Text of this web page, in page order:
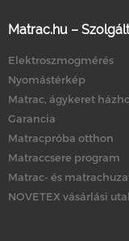
Matrac.hu –
Elektroszmogmérés
Nyomástérkép
Matrac, ágykeret
Garancia
Matracpróba otthon
Matraccsere program
Matrac- és
NOVETEX vásárlási